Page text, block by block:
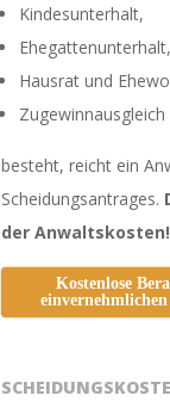
Kindesunterhalt,
Ehegattenunterhalt,
Hausrat und
Zugewinnausgleich
besteht, reicht ein
Scheidungsantrages.
der Anwaltskosten!
Kostenlose